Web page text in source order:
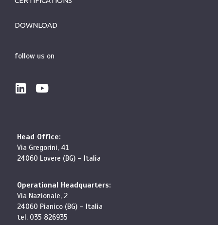
DOWNLOAD
follow us on
Head Office:
Via Gregorini, 41
24060 Lovere (BG) – Italia
Operational Headquarters:
Via Nazionale, 2
24060 Pianico (BG) – Italia
tel. 035 826935